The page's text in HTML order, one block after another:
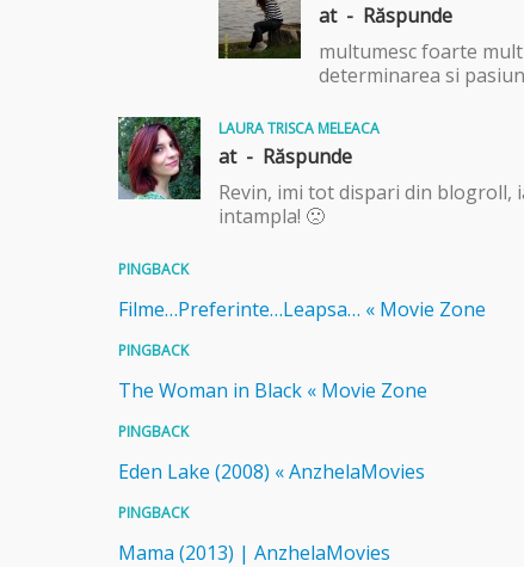
at - Răspunde
multumesc foarte
determinarea si
LAURA TRISCA MELEACA
at - Răspunde
Revin, imi tot dispari din blogroll,
intampla! 🙁
PINGBACK
Filme…Preferinte…Leapsa… « Movie Zone
PINGBACK
The Woman in Black « Movie Zone
PINGBACK
Eden Lake (2008) « AnzhelaMovies
PINGBACK
Mama (2013) | AnzhelaMovies